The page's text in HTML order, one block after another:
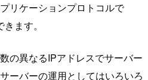
リケーションプロトコルで
ます。
の異なるIPアドレスでサーバー
ーバーの運用としてはいろいろ